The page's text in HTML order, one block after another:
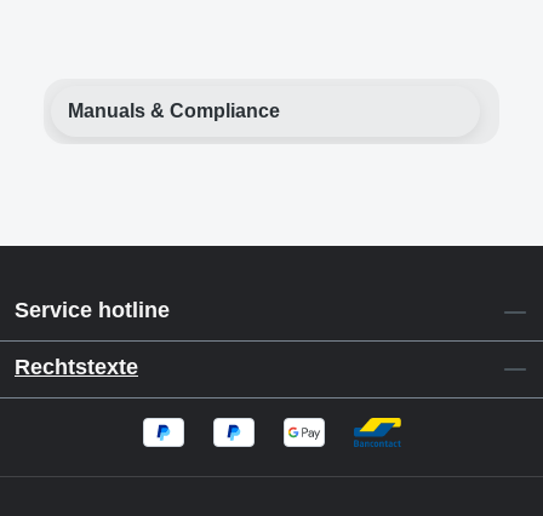
Manuals & Compliance
Service hotline
Rechtstexte